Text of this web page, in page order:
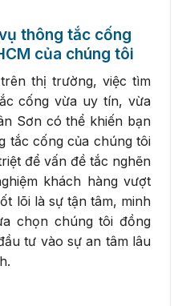
thông tắc cống
của chúng tôi
thị trường, việc tìm
cống vừa uy tín, vừa
Sơn có thể khiến bạn
tắc cống của chúng tôi
để vấn đề tắc nghẽn
khách hàng vượt
lõi là sự tận tâm, minh
chọn chúng tôi đồng
tư vào sự an tâm lâu